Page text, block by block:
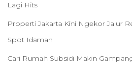
Lagi Hits
Properti Jakarta Kini Ngekor Jalur
Spot Idaman
Cari Rumah Subsidi Makin